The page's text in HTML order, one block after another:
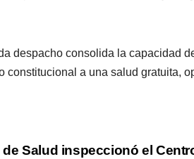
despacho consolida la capacidad
constitucional a una salud gratuita,
de Salud inspeccionó el